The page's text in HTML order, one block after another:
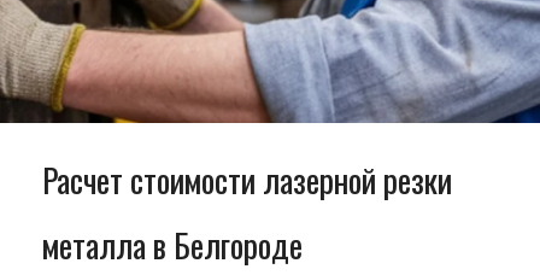
Расчет стоимости лазерной резки
металла в Белгороде